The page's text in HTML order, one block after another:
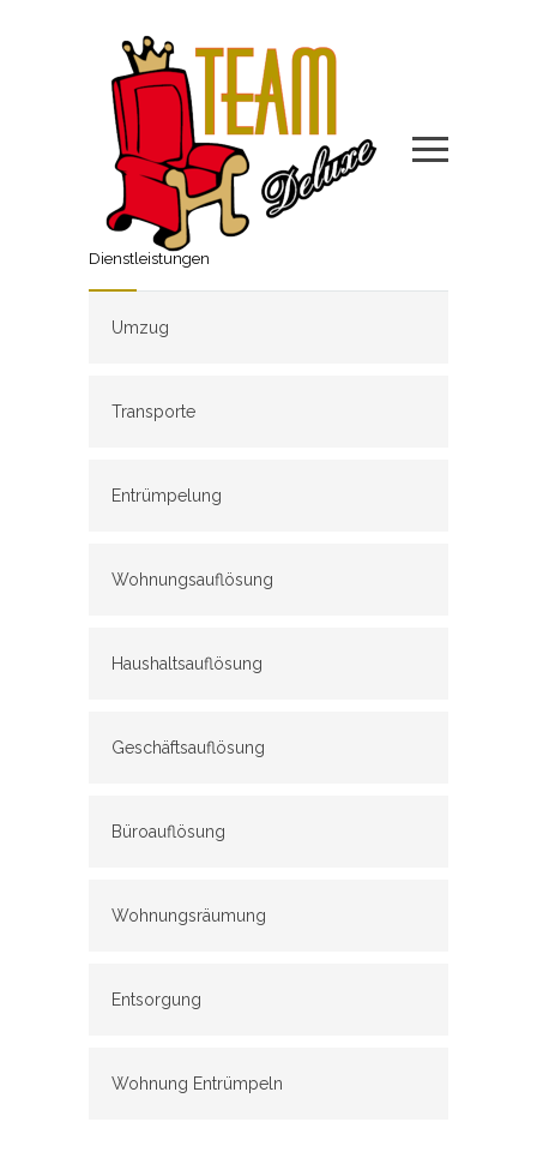
Dienstleistungen
Umzug
Transporte
Entrümpelung
Wohnungsauflösung
Haushaltsauflösung
Geschäftsauflösung
Büroauflösung
Wohnungsräumung
Entsorgung
Wohnung Entrümpeln